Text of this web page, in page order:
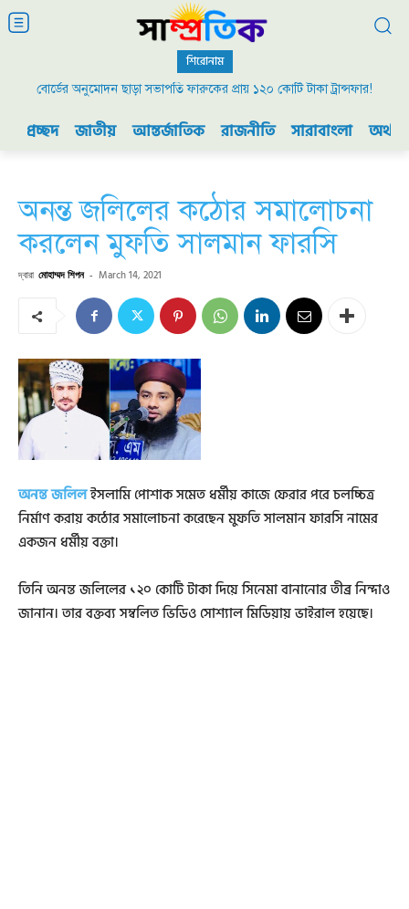
শিরোনাম
বোর্ডের অনুমোদন ছাড়া সভাপতি ফারুকের প্রায় ১২০ কোটি টাকা ট্রান্সফার!
প্রচ্ছদ জাতীয় আন্তর্জাতিক রাজনীতি সারাবাংলা
অনন্ত জলিলের কঠোর সমালোচনা
করলেন মুফতি সালমান ফারসি
দ্বারা মোহাম্মদ শিপন - March 14, 2021
অনন্ত জলিলইসলামি পোশাক সমেত ধর্মীয় কাজে ফেরার পরে চলচ্চিত্র
নির্মাণ করায় কঠোর সমালোচনা করেছেন মুফতি সালমান ফারসি নামের
একজন ধর্মীয় বক্তা।
তিনি অনন্ত জলিলের ১২০ কোটি টাকা দিয়ে সিনেমা বানানোর তীব্র নিন্দাও
জানান। তার বক্তব্য সম্বলিত ভিডিও সোশ্যাল মিডিয়ায় ভাইরাল হয়েছে।